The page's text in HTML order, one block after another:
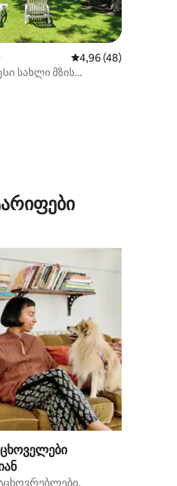
109 მიმოხილვა
საშუალო შეფასებაა
4,96 (48)
სახლი მზის